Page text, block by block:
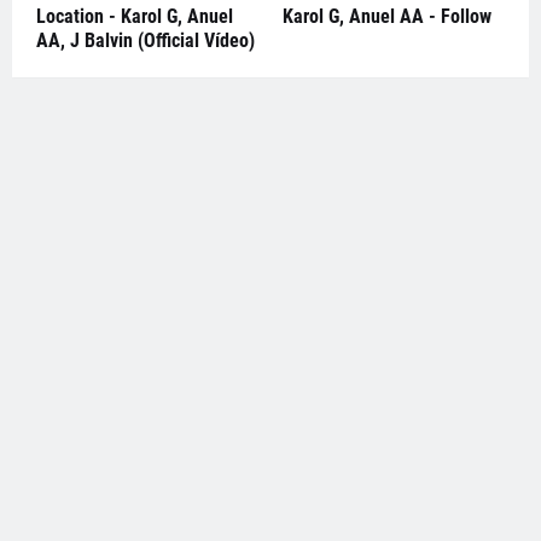
Location - Karol G, Anuel
AA, J Balvin (Official Vídeo)
Karol G, Anuel AA - Follow